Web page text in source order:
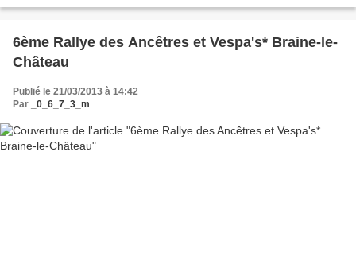
6ème Rallye des Ancêtres et Vespa's* Braine-le-
Château
Publié le 21/03/2013 à 14:42
Par
_0_6_7_3_m